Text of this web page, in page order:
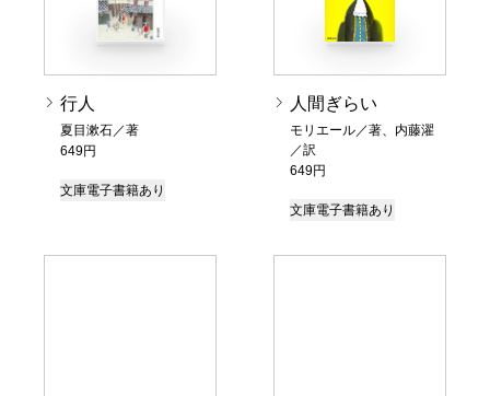
行人
夏目漱石／著
649円
文庫電子書籍あり
人間ぎらい
モリエール／著、内藤濯
／訳
649円
文庫電子書籍あり